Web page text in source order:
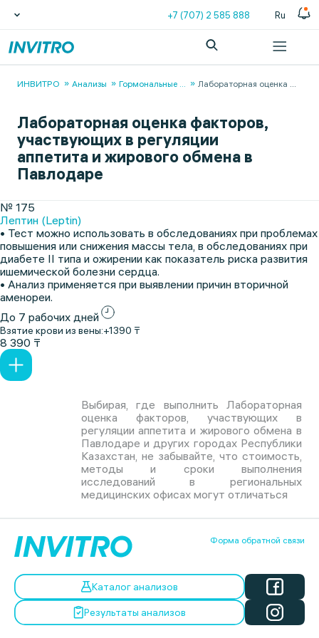
+7 (707) 2 585 888 Ru
ИНВИТРО Анализы Гормональные ... Лабораторная оценка ...
Лабораторная оценка факторов,
участвующих в регуляции
аппетита и жирового обмена в
Павлодаре
№ 175
Лептин (Leptin)
• Тест можно использовать в обследованиях при проблемах
повышения или снижения массы тела, в обследованиях при
диабете II типа и ожирении как показатель риска развития
ишемической болезни сердца.
• Анализ применяется при выявлении причин вторичной
аменореи.
До 7 рабочих дней
Взятие крови из вены:+1390 ₸
8 390 ₸
Выбирая, где выполнить Лабораторная
оценка факторов, участвующих в
регуляции аппетита и жирового обмена в
Павлодаре и других городах Республики
Казахстан, не забывайте, что стоимость,
методы и сроки выполнения
исследований в региональных
медицинских офисах могут отличаться
Форма обратной связи
Каталог анализов
Результаты анализов